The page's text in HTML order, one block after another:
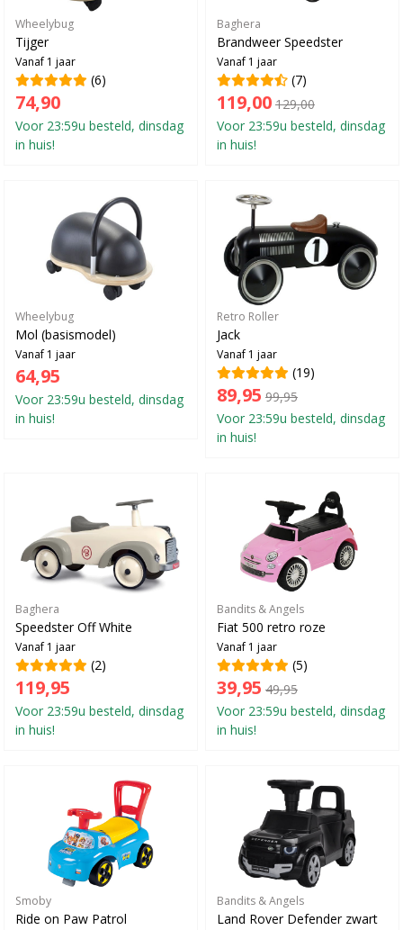
Wheelybug
Tijger
Vanaf 1 jaar
(6)
74,90
Voor 23:59u besteld, dinsdag
in huis!
Baghera
Brandweer Speedster
Vanaf 1 jaar
(7)
119,00 129,00
Voor 23:59u besteld, dinsdag
in huis!
Wheelybug
Mol (basismodel)
Vanaf 1 jaar
64,95
Voor 23:59u besteld, dinsdag
in huis!
Retro Roller
Jack
Vanaf 1 jaar
(19)
89,95 99,95
Voor 23:59u besteld, dinsdag
in huis!
Baghera
Speedster Off White
Vanaf 1 jaar
(2)
119,95
Voor 23:59u besteld, dinsdag
in huis!
Bandits & Angels
Fiat 500 retro roze
Vanaf 1 jaar
(5)
39,95 49,95
Voor 23:59u besteld, dinsdag
in huis!
Smoby
Ride on Paw Patrol
Bandits & Angels
Land Rover Defender zwart